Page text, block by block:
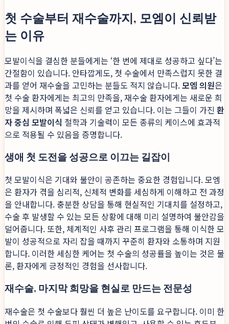
첫 수술부터 재수술까지, 모엠이 신뢰받
는 이유
모발이식을 결심한 분들에게는 ‘한 번에 제대로 성공하고 싶다’는
간절함이 있습니다. 안타깝게도, 첫 수술에서 만족스럽지 못한 결
과를 얻어 재수술을 고민하는 분들도 적지 않습니다.모엠 의원은
첫 수술 환자에게는 최고의 만족을, 재수술 환자에게는 새로운 희
망을 제시하며 폭넓은 신뢰를 얻고 있습니다. 이는 그들이 가진 환
자 중심 모발이식 철학과 기술력이 모든 종류의 케이스에 효과적
으로 적용될 수 있음을 증명합니다.
생애 첫 도전을 성공으로 이끄는 길잡이
첫 모발이식은 기대와 불안이 공존하는 중요한 경험입니다. 모엠
은 환자가 겪을 심리적, 신체적 변화를 세심하게 이해하고 전 과정
을 안내합니다. 충분한 상담을 통해 현실적인 기대치를 설정하고,
수술 후 발생할 수 있는 모든 상황에 대해 미리 설명하여 불안감을
덜어줍니다. 또한, 체계적인 사후 관리 프로그램을 통해 이식한 모
발이 성공적으로 자리 잡을 때까지 꾸준히 환자와 소통하며 지원
합니다. 이러한 세심한 케어는 첫 수술의 성공률을 높이는 것은 물
론, 환자에게 긍정적인 경험을 선사합니다.
재수술, 마지막 희망을 현실로 만드는 전문성
재수술은 첫 수술보다 훨씬 더 높은 난이도를 요구합니다. 이미 한